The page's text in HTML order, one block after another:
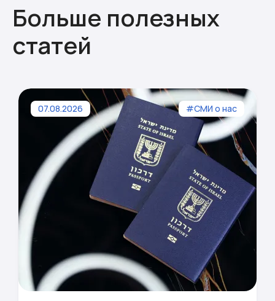
Больше полезных
статей
07.08.2026 #СМИ о нас